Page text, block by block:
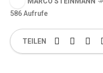
586 Aufrufe
TEILEN